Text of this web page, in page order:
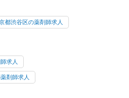
都渋谷区の薬剤師求人
求人
剤師求人